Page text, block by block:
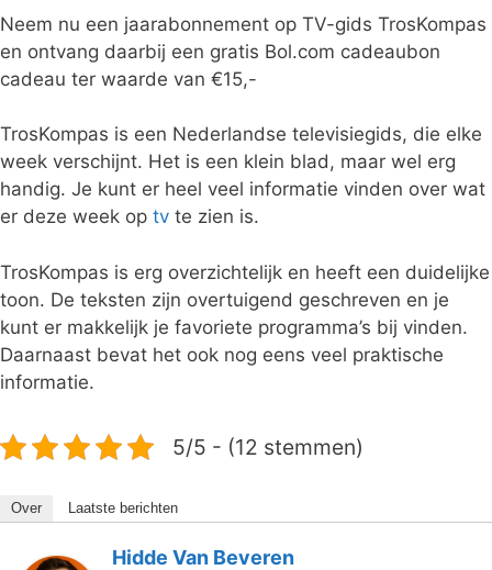
Neem nu een jaarabonnement op TV-gids TrosKompas
en ontvang daarbij een gratis Bol.com cadeaubon
cadeau ter waarde van €15,-
TrosKompas is een Nederlandse televisiegids, die elke
week verschijnt. Het is een klein blad, maar wel erg
handig. Je kunt er heel veel informatie vinden over wat
er deze week op tv te zien is.
TrosKompas is erg overzichtelijk en heeft een duidelijke
toon. De teksten zijn overtuigend geschreven en je
kunt er makkelijk je favoriete programma’s bij vinden.
Daarnaast bevat het ook nog eens veel praktische
informatie.
5/5 - (12 stemmen)
Over Laatste berichten
Hidde Van Beveren